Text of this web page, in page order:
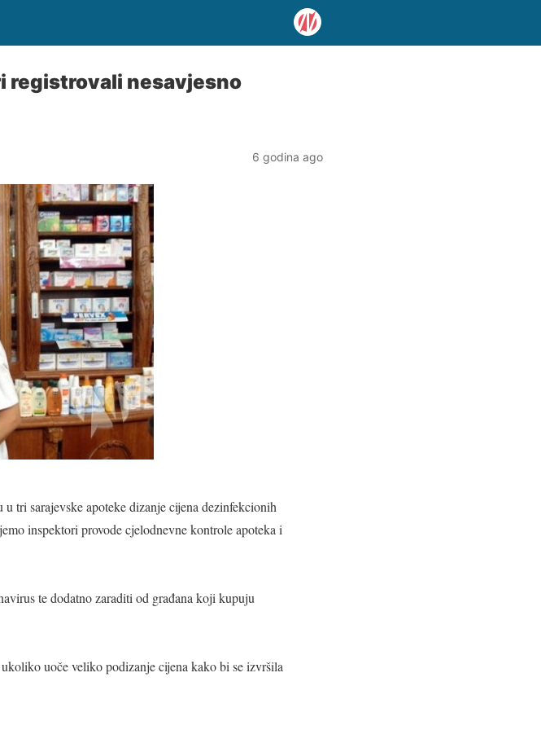
registrovali nesavjesno
6 godina ago
tri sarajevske apoteke dizanje cijena dezinfekcionih
inspektori provode cjelodnevne kontrole apoteka i
te dodatno zaraditi od građana koji kupuju
uoče veliko podizanje cijena kako bi se izvršila